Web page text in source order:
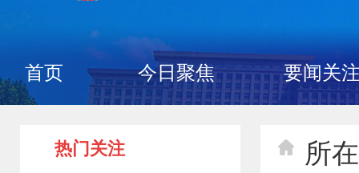
首页 今日聚焦 要闻关
热门关注 所